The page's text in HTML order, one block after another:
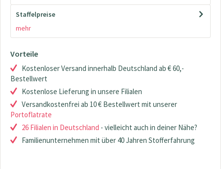
Staffelpreise
mehr
Vorteile
Kostenloser Versand innerhalb Deutschland ab € 60,-
Bestellwert
Kostenlose Lieferung in unsere Filialen
Versandkostenfrei ab 10 € Bestellwert mit unserer
Portoflatrate
26 Filialen in Deutschland - vielleicht auch in deiner Nähe?
Familienunternehmen mit über 40 Jahren Stofferfahrung